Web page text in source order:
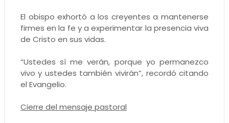
El obispo exhortó a los creyentes a mantenerse
firmes en la fe y a experimentar la presencia viva
de Cristo en sus vidas.
“Ustedes sí me verán, porque yo permanezco
vivo y ustedes también vivirán”, recordó citando
el Evangelio.
Cierre del mensaje pastoral